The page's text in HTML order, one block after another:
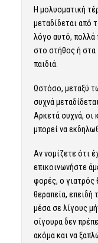
Η μολυσματική
μεταδίδεται από
λόγο αυτό, πολλά
στο στήθος ή στα
παιδιά.
Ωστόσο, μεταξύ
συχνά
Αρκετά συχνά, οι
μπορεί να
Αν νομίζετε ότι
επικοινωνήστε
φορές, ο γιατρός
θεραπεία, επειδή
μέσα σε λίγους
σίγουρα δεν
ακόμα και να